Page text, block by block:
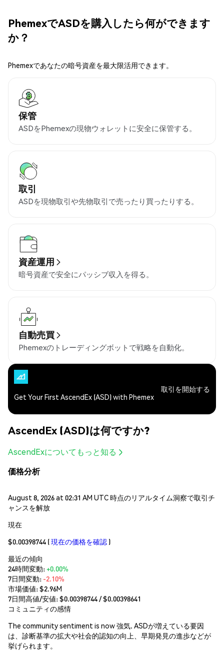
PhemexでASDを購入したら何ができます
か？
Phemexであなたの暗号資産を最大限活用できます。
保管
ASDをPhemexの現物ウォレットに安全に保管する。
取引
ASDを現物取引や先物取引で売ったり買ったりする。
資産運用
暗号資産で安全にパッシブ収入を得る。
自動売買
Phemexのトレーディングボットで戦略を自動化。
Get Your First AscendEx (ASD) with Phemex
取引を開始する
AscendEx (ASD)は何ですか?
AscendExについてもっと知る
価格分析
August 8, 2026 at 02:31 AM UTC 時点のリアルタイム洞察で取引チ
ャンスを解放
現在
$0.00398744 (現在の価格を確認 )
最近の傾向
24時間変動:+0.00%
7日間変動: -2.10%
市場価値:$2.96M
7日間高値/安値: $0.00398744/ $0.00398641
コミュニティの感情
The community sentiment is now 強気. ASDが増えている要因
は、診断基準の拡大や社会的認知の向上、早期発見の進歩などが
挙げられます。